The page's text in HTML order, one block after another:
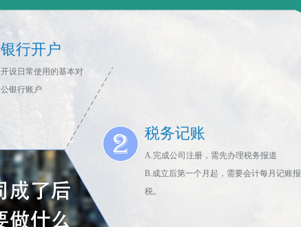
银行开户
开设日常使用的基本对
公银行账户
税务记账
A.完成公司注册，需先办理税务报道
B.成立后第一个月起，需要会计每月记账报
税。